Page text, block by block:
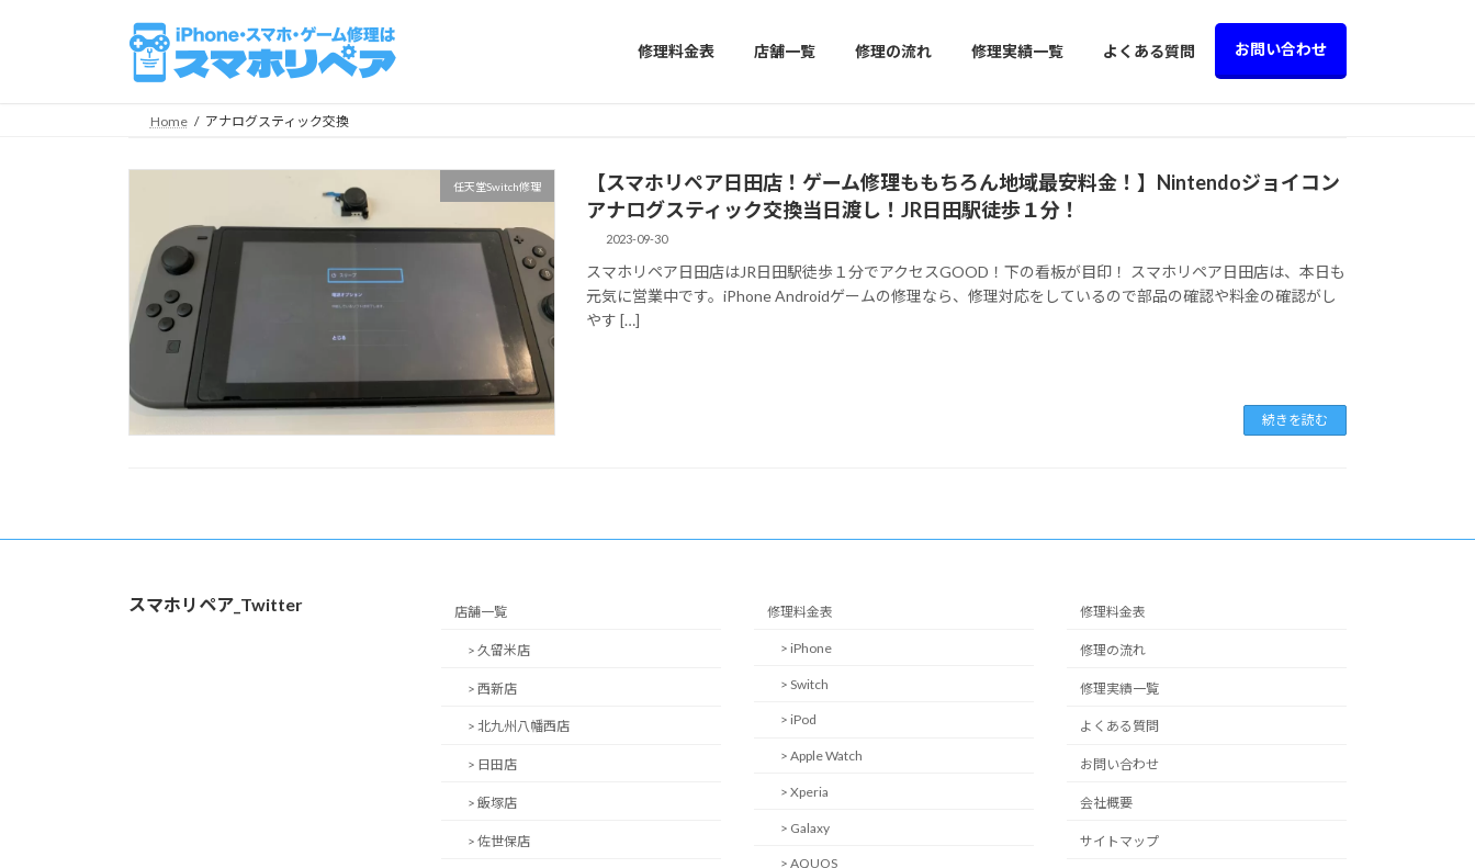
修理料金表 店舗一覧 修理の流れ 修理実績一覧 よくある質問 お問い合わせ
Home アナログスティック交換
任天堂Switch修理
【スマホリペア日田店！ゲーム修理ももちろん地域最安料金！】Nintendoジョイコン
アナログスティック交換当日渡し！JR日田駅徒歩１分！
2023-09-30
スマホリペア日田店はJR日田駅徒歩１分でアクセスGOOD！下の看板が目印！ スマホリペア日田店は、本日も
元気に営業中です。iPhone Androidゲームの修理なら、修理対応をしているので部品の確認や料金の確認がし
やす […]
続きを読む
スマホリペア_Twitter 店舗一覧
> 久留米店
> 西新店
> 北九州八幡西店
> 日田店
> 飯塚店
> 佐世保店
修理料金表
> iPhone
> Switch
> iPod
> Apple Watch
> Xperia
> Galaxy
> AQUOS
修理料金表
修理の流れ
修理実績一覧
よくある質問
お問い合わせ
会社概要
サイトマップ